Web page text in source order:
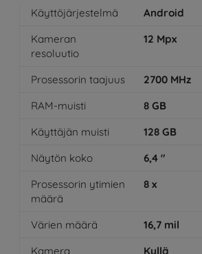
Käyttöjärjestelmä
Android
Kameran
resoluutio
12 Mpx
Prosessorin taajuus 2700 MHz
RAM-muisti
8 GB
Käyttäjän muisti
128 GB
Näytön koko
6,4 "
Prosessorin ytimien
määrä
8 x
Värien määrä 16,7 mil
Kamera
Kyllä